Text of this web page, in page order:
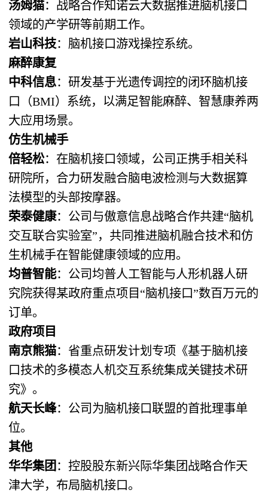
汤姆猫：战略合作知诺云大数据推进脑机接口
领域的产学研等前期工作。
岩山科技：脑机接口游戏操控系统。
麻醉康复
中科信息：研发基于光遗传调控的闭环脑机接
口（BMI）系统，以满足智能麻醉、智慧康养两
大应用场景。
仿生机械手
倍轻松：在脑机接口领域，公司正携手相关科
研院所，合力研发融合脑电波检测与大数据算
法模型的头部按摩器。
荣泰健康：公司与傲意信息战略合作共建“脑机
交互联合实验室”，共同推进脑机融合技术和仿
生机械手在智能健康领域的应用。
均普智能：公司均普人工智能与人形机器人研
究院获得某政府重点项目“脑机接口”数百万元的
订单。
政府项目
南京熊猫：省重点研发计划专项《基于脑机接
口技术的多模态人机交互系统集成关键技术研
究》。
航天长峰：公司为脑机接口联盟的首批理事单
位。
其他
华华集团 ：控股股东新兴际华集团战略合作天
津大学，布局脑机接口。